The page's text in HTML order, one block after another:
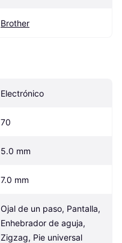
Brother
Electrónico
70
5.0 mm
7.0 mm
Ojal de un paso, Pantalla,
Enhebrador de aguja,
Zigzag, Pie universal